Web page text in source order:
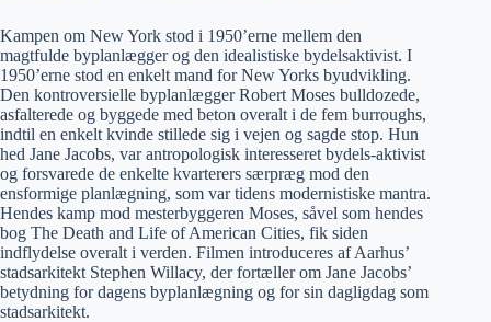
Kampen om New York stod i 1950’erne mellem den
magtfulde byplanlægger og den idealistiske bydelsaktivist. I
1950’erne stod en enkelt mand for New Yorks byudvikling.
Den kontroversielle byplanlægger Robert Moses bulldozede,
asfalterede og byggede med beton overalt i de fem burroughs,
indtil en enkelt kvinde stillede sig i vejen og sagde stop. Hun
hed Jane Jacobs, var antropologisk interesseret bydels-aktivist
og forsvarede de enkelte kvarterers særpræg mod den
ensformige planlægning, som var tidens modernistiske mantra.
Hendes kamp mod mesterbyggeren Moses, såvel som hendes
bog The Death and Life of American Cities, fik siden
indflydelse overalt i verden. Filmen introduceres af Aarhus’
stadsarkitekt Stephen Willacy, der fortæller om Jane Jacobs’
betydning for dagens byplanlægning og for sin dagligdag som
stadsarkitekt.